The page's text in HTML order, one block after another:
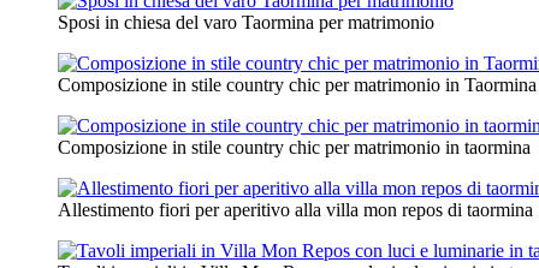
Sposi in chiesa del varo Taormina per matrimonio
Composizione in stile country chic per matrimonio in Taormina
Composizione in stile country chic per matrimonio in taormina
Allestimento fiori per aperitivo alla villa mon repos di taormina